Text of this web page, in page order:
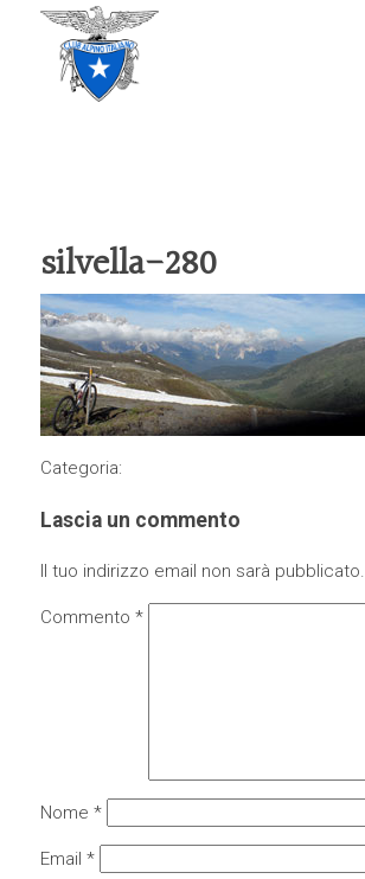
silvella-280
Categoria:
Lascia un commento
Il tuo indirizzo email non sarà pubblicato.
Commento *
Nome *
Email *